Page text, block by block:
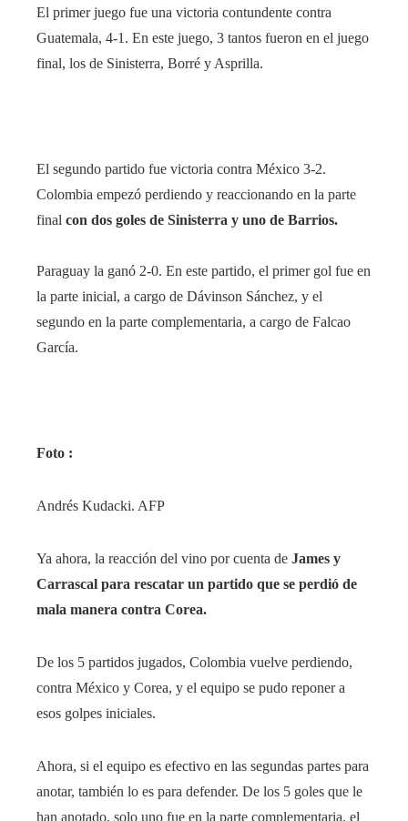
El primer juego fue una victoria contundente contra
Guatemala, 4-1. En este juego, 3 tantos fueron en el juego
final, los de Sinisterra, Borré y Asprilla.
El segundo partido fue victoria contra México 3-2.
Colombia empezó perdiendo y reaccionando en la parte
final con dos goles de Sinisterra y uno de Barrios.
Paraguay la ganó 2-0. En este partido, el primer gol fue en
la parte inicial, a cargo de Dávinson Sánchez, y el
segundo en la parte complementaria, a cargo de Falcao
García.
Foto :
Andrés Kudacki. AFP
Ya ahora, la reacción del vino por cuenta de James y
Carrascal para rescatar un partido que se perdió de
mala manera contra Corea.
De los 5 partidos jugados, Colombia vuelve perdiendo,
contra México y Corea, y el equipo se pudo reponer a
esos golpes iniciales.
Ahora, si el equipo es efectivo en las segundas partes para
anotar, también lo es para defender. De los 5 goles que le
han anotado, solo uno fue en la parte complementaria, el